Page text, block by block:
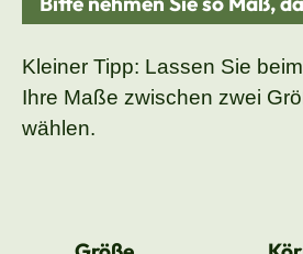
Kleiner Tipp: Lassen Sie
Ihre Maße zwischen zwei
wählen.